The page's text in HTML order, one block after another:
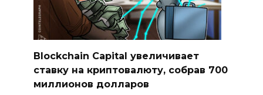
Blockchain Capital увеличивает
ставку на криптовалюту, собрав 700
миллионов долларов